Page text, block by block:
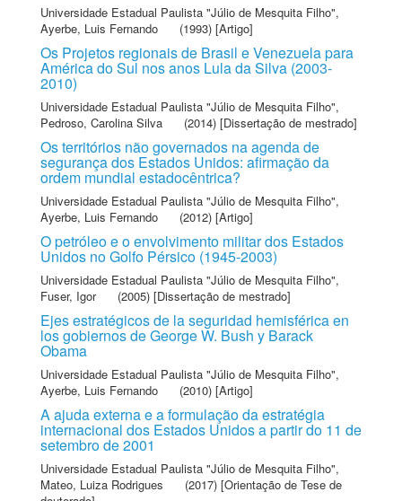
Universidade Estadual Paulista "Júlio de Mesquita Filho",
Ayerbe, Luis Fernando
(1993) [Artigo]
Os Projetos regionais de Brasil e Venezuela para
América do Sul nos anos Lula da Silva (2003-
2010)
Universidade Estadual Paulista "Júlio de Mesquita Filho",
Pedroso, Carolina Silva
(2014) [Dissertação de mestrado]
Os territórios não governados na agenda de
segurança dos Estados Unidos: afirmação da
ordem mundial estadocêntrica?
Universidade Estadual Paulista "Júlio de Mesquita Filho",
Ayerbe, Luis Fernando
(2012) [Artigo]
O petróleo e o envolvimento militar dos Estados
Unidos no Golfo Pérsico (1945-2003)
Universidade Estadual Paulista "Júlio de Mesquita Filho",
Fuser, Igor
(2005) [Dissertação de mestrado]
Ejes estratégicos de la seguridad hemisférica en
los gobiernos de George W. Bush y Barack
Obama
Universidade Estadual Paulista "Júlio de Mesquita Filho",
Ayerbe, Luis Fernando
(2010) [Artigo]
A ajuda externa e a formulação da estratégia
internacional dos Estados Unidos a partir do 11 de
setembro de 2001
Universidade Estadual Paulista "Júlio de Mesquita Filho",
Mateo, Luiza Rodrigues
(2017) [Orientação de Tese de